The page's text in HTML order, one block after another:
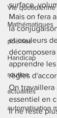
Vie quotidienne
Mathématiques
poèmes
Handicap
routine
actualités
automatisation
surface,
Mais on fera
la
et couleurs
apprendre
règles
On travaillera
essentiel en
Il ne reste